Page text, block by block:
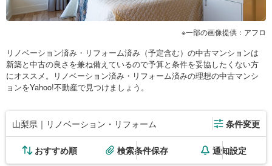
一部の画像提供：アフロ
リノベーション済み・リフォーム済み（予定含む）の中古マンションは
新築と中古の良さを兼ね備えているので予算と条件を妥協したくない方
にオススメ。リノベーション済み・リフォーム済みの理想の中古マンシ
ョンをYahoo!不動産で見つけましょう。
山梨県｜リノベーション・リフォーム 条件変更
おすすめ順 検索条件保存 通知設定